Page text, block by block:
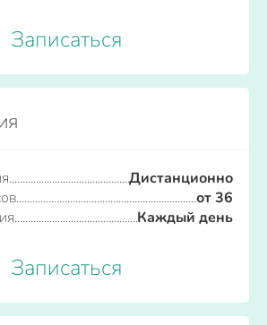
Записаться
Дистанционно
от 36
Каждый день
Записаться